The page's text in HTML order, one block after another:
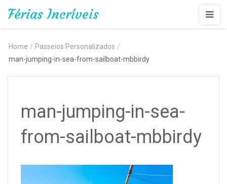
Férias Incríveis
Home / Passeios Personalizados /
man-jumping-in-sea-from-sailboat-mbbirdy
man-jumping-in-sea-
from-sailboat-mbbirdy